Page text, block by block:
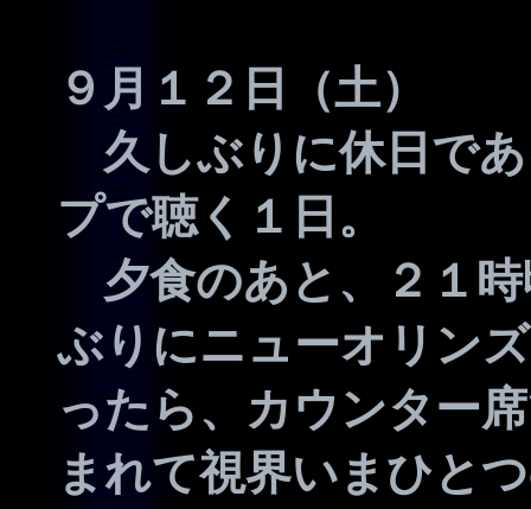
９月１２日（土）
久しぶりに休日で
プで聴く１日。
夕食のあと、２１
ぶりにニューオリン
ったら、カウンター
まれて視界いまひと